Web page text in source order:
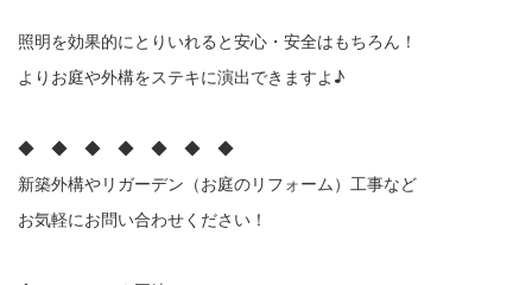
照明を効果的にとりいれると安心・安全はもちろん！
よりお庭や外構をステキに演出できますよ♪
◆ ◆ ◆ ◆ ◆ ◆ ◆
新築外構やリガーデン（お庭のリフォーム）工事など
お気軽にお問い合わせください！